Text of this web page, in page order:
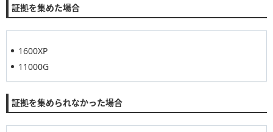
証拠を集めた場合
1600XP
11000G
証拠を集められなかった場合